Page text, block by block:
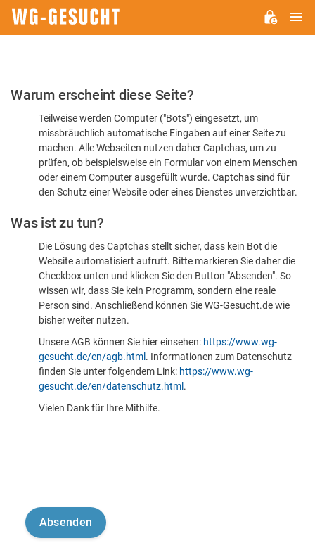
Bitte
dass
sind
Warum erscheint diese Seite?
Teilweise werden Computer ("Bots") eingesetzt, um
missbräuchlich automatische Eingaben auf einer Seite zu
machen. Alle Webseiten nutzen daher Captchas, um zu
prüfen, ob beispielsweise ein Formular von einem Menschen
oder einem Computer ausgefüllt wurde. Captchas sind für
den Schutz einer Website oder eines Dienstes unverzichtbar.
Was ist zu tun?
Die Lösung des Captchas stellt sicher, dass kein Bot die
Website automatisiert aufruft. Bitte markieren Sie daher die
Checkbox unten und klicken Sie den Button "Absenden". So
wissen wir, dass Sie kein Programm, sondern eine reale
Person sind. Anschließend können Sie WG-Gesucht.de wie
bisher weiter nutzen.
Unsere AGB können Sie hier einsehen: https://www.wg-
gesucht.de/en/agb.html . Informationen zum Datenschutz
finden Sie unter folgendem Link: https://www.wg-
gesucht.de/en/datenschutz.html .
Vielen Dank für Ihre Mithilfe.